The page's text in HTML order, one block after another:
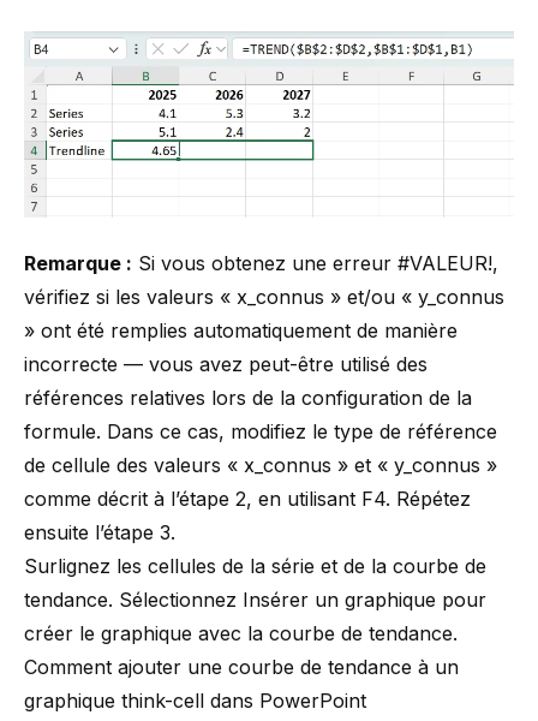
Remarque : Si vous obtenez une erreur #VALEUR!,
vérifiez si les valeurs « x_connus » et/ou « y_connus
» ont été remplies automatiquement de manière
incorrecte — vous avez peut-être utilisé des
références relatives lors de la configuration de la
formule. Dans ce cas, modifiez le type de référence
de cellule des valeurs « x_connus » et « y_connus »
comme décrit à l’étape 2, en utilisant F4. Répétez
ensuite l’étape 3.
Surlignez les cellules de la série et de la courbe de
tendance. Sélectionnez Insérer un graphique pour
créer le graphique avec la courbe de tendance.
Comment ajouter une courbe de tendance à un
graphique think-cell dans PowerPoint